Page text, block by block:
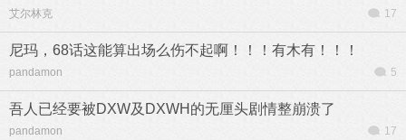
艾尔林克 17
尼玛，68话这能算出场么伤不起啊！！！有木有！！！
pandamon 5
吾人已经要被DXW及DXWH的无厘头剧情整崩溃了
pandamon 17